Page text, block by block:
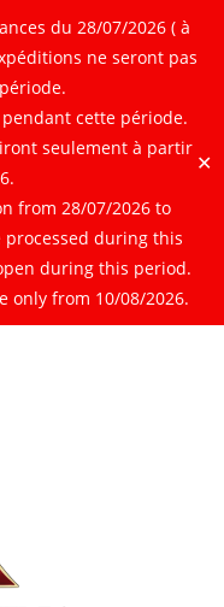
du 28/07/2026 ( à
ne seront pas
cette période.
seulement à partir
from 28/07/2026 to
during this
during this period.
only from 10/08/2026.
✕